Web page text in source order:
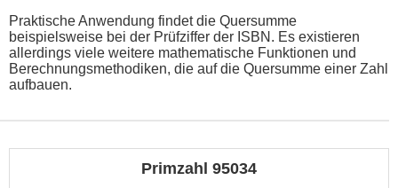
Praktische Anwendung findet die Quersumme
beispielsweise bei der Prüfziffer der ISBN. Es existieren
allerdings viele weitere mathematische Funktionen und
Berechnungsmethodiken, die auf die Quersumme einer Zahl
aufbauen.
Primzahl 95034